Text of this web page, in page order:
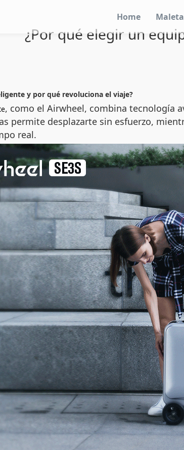
Home
¿Por qué elegir un
y por qué revoluciona el viaje?
, como el Airwheel, combina tecnología
permite desplazarte sin esfuerzo,
real.